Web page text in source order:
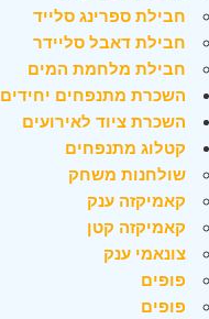
חבילת ספרינג סלייד
חבילת דאבל סליידר
חבילת מלחמת המים
השכרת מתנפחים יחידים
השכרת ציוד לאירועים
קטלוג מתנפחים
שולחנות משחק
קאמיקזה ענק
קאמיקזה קטן
צונאמי ענק
פופים
פופים